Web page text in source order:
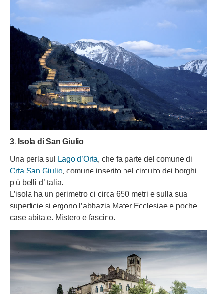
3. Isola di San Giulio
Una perla sul Lago d’Orta, che fa parte del comune di
Orta San Giulio, comune inserito nel circuito dei borghi
più belli d’Italia.
L’isola ha un perimetro di circa 650 metri e sulla sua
superficie si ergono l’abbazia Mater Ecclesiae e poche
case abitate. Mistero e fascino.